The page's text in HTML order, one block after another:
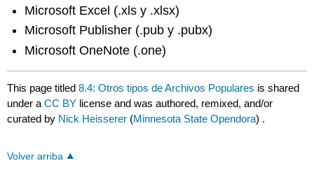
Microsoft Excel (.xls y .xlsx)
Microsoft Publisher (.pub y .pubx)
Microsoft OneNote (.one)
This page titled8.4: Otros tipos de Archivos Populares is shared
under aCC BY license and was authored, remixed, and/or
curated by Nick Heisserer (Minnesota State Opendora) .
Volver arriba